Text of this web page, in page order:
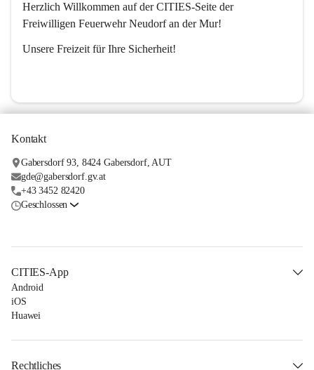
Herzlich Willkommen auf der CITIES-Seite der
Freiwilligen Feuerwehr Neudorf an der Mur!
Unsere Freizeit für Ihre Sicherheit!
Kontakt
Gabersdorf 93, 8424 Gabersdorf, AUT
gde@gabersdorf.gv.at
+43 3452 82420
Geschlossen
CITIES-App
Android
iOS
Huawei
Rechtliches